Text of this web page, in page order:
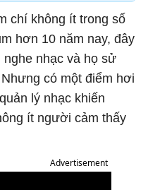
chí không ít trong số
hơn 10 năm nay, đây
nhạc và họ sử
có một điểm hơi
lý nhạc khiến
ít người cảm thấy
Advertisement